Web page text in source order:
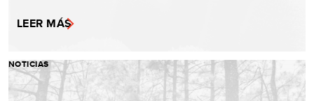
LEER MÁS
NOTICIAS